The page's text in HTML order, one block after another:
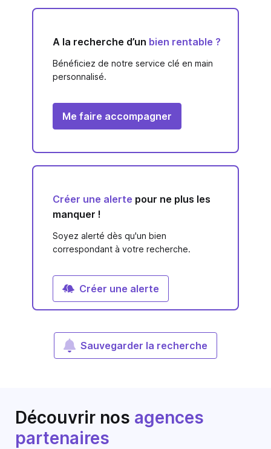
A la recherche d’un bien rentable ?
Bénéficiez de notre service clé en main
personnalisé.
Me faire accompagner
Créer une alerte pour ne plus les
manquer !
Soyez alerté dès qu'un bien
correspondant à votre recherche.
Créer une alerte
Sauvegarder la recherche
Découvrir nos agences
partenaires